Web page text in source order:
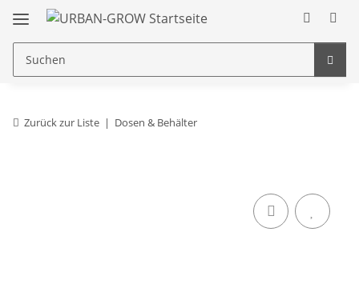
Zurück zur Liste Dosen & Behälter